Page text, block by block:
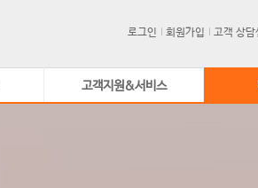
로그인 회원가입 고객 상담
고객지원&서비스